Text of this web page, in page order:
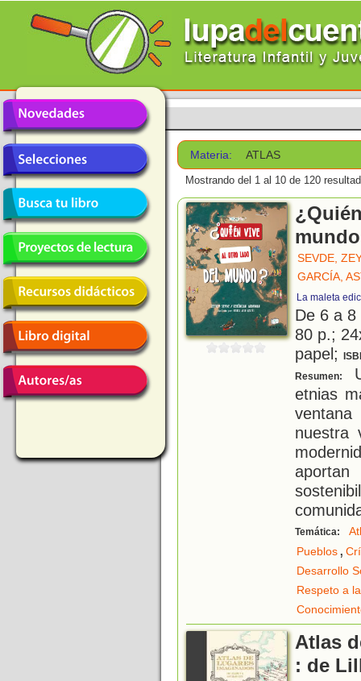
Materia: ATLAS
Mostrando del 1 al 10 de 120
SEVDE,
GARCÍA,
La maleta
De 6 a
80 p.;
papel;
Resumen:
etnias
nuestra
Temática:
Pueblos,
Desarrollo
Respeto a
Atlas
: de